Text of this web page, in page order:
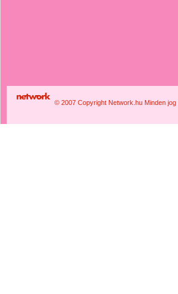
© 2007 Copyright Network.hu Minden jog